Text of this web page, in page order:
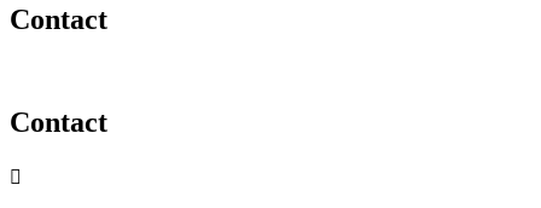
Contact
Contact
